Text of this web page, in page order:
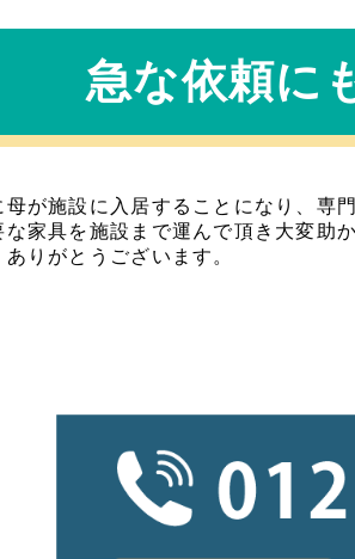
急な依頼に
母が施設に入居することになり、専
な家具を施設まで運んで頂き大変助
ありがとうございます。